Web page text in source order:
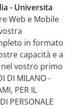
- Universita
Web e Mobile
in formato
capacità e a
vostro primo
DI MILANO -
PER IL
PERSONALE